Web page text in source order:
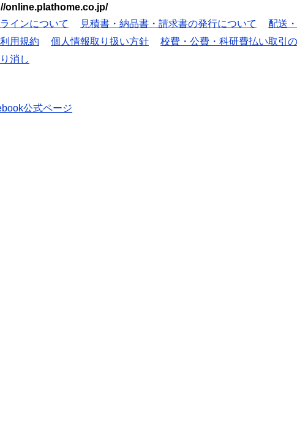
online.plathome.co.jp/
インについて 見積書・納品書・請求書の発行について 配送
利用規約 個人情報取り扱い方針 校費・公費・科研費払い取引
消し
公式ページ